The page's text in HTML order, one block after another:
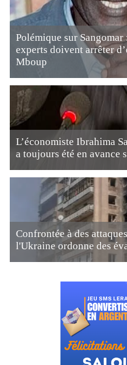
Polémique sur
experts doivent arrêter
Mboup
L’économiste Ibrahima
a toujours été en avance
Confrontée à des
l'Ukraine ordonne des